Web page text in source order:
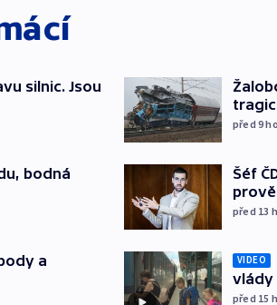
silnic. Jsou
bodná
a
před 9
Šéf
před 13
VIDEO
vlády
před 15